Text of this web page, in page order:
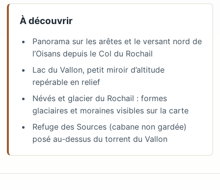
À découvrir
Panorama sur les arêtes et le versant nord de
l’Oisans depuis le Col du Rochail
Lac du Vallon, petit miroir d’altitude
repérable en relief
Névés et glacier du Rochail : formes
glaciaires et moraines visibles sur la carte
Refuge des Sources (cabane non gardée)
posé au-dessus du torrent du Vallon